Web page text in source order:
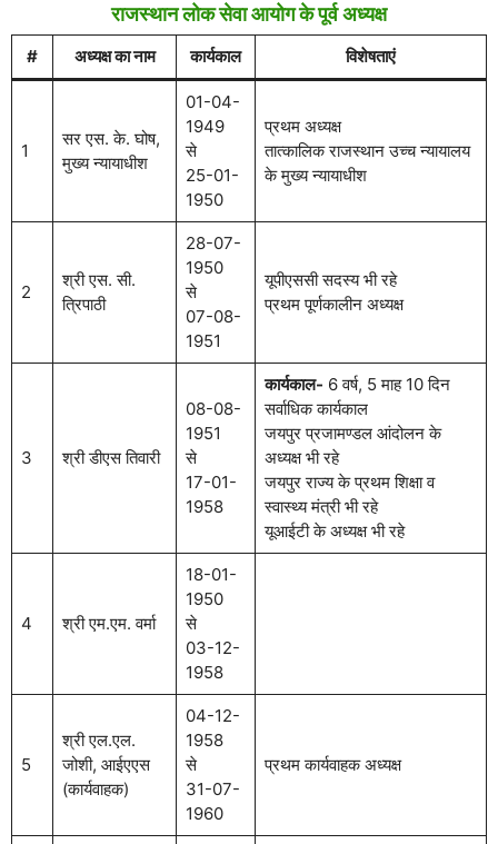
राजस्थान लोक सेवा आयोग के पूर्व अध्यक्ष
# अध्यक्ष का नाम कार्यकाल विशेषताएं
1
सर एस. के. घोष,
मुख्य न्यायाधीश
01-04-
1949
से
25-01-
1950
प्रथम अध्यक्ष
तात्कालिक राजस्थान उच्च न्यायालय
के मुख्य न्यायाधीश
2
श्री एस. सी.
त्रिपाठी
28-07-
1950
से
07-08-
1951
यूपीएससी सदस्य भी रहे
प्रथम पूर्णकालीन अध्यक्ष
3 श्री डीएस तिवारी
08-08-
1951
से
17-01-
1958
कार्यकाल- 6 वर्ष, 5 माह 10 दिन
सर्वाधिक कार्यकाल
जयपुर प्रजामण्डल आंदोलन के
अध्यक्ष भी रहे
जयपुर राज्य के प्रथम शिक्षा व
स्वास्थ्य मंत्री भी रहे
यूआईटी के अध्यक्ष भी रहे
4 श्री एम.एम. वर्मा
18-01-
1950
से
03-12-
1958
5
श्री एल.एल.
जोशी, आईएएस
(कार्यवाहक)
04-12-
1958
से
31-07-
1960
प्रथम कार्यवाहक अध्यक्ष